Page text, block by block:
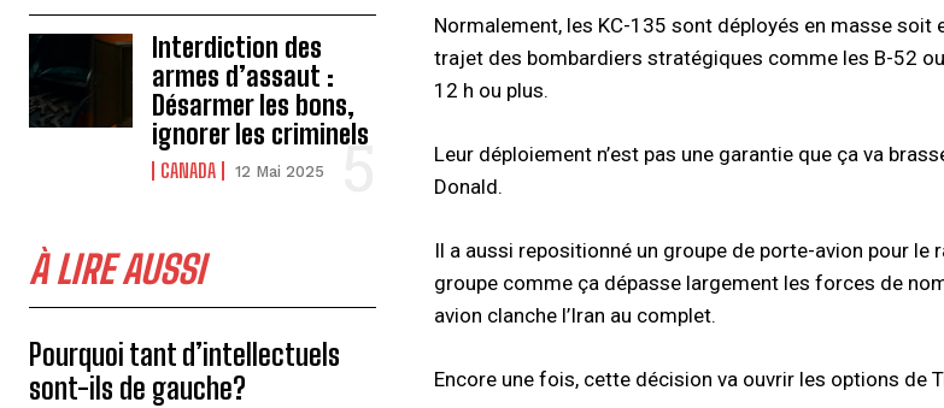
Interdiction des
armes d’assaut :
Désarmer les bons,
ignorer les criminels
CANADA 12 Mai 2025
À LIRE AUSSI
Pourquoi tant d’intellectuels
sont-ils de gauche?
Normalement, les KC-135 sont déployés en masse
trajet des bombardiers stratégiques comme les B-52
12 h ou plus.
Leur déploiement n’est pas une garantie que ça va
Donald.
Il a aussi repositionné un groupe de porte-avion pour le
groupe comme ça dépasse largement les forces de
avion clanche l’Iran au complet.
Encore une fois, cette décision va ouvrir les options de